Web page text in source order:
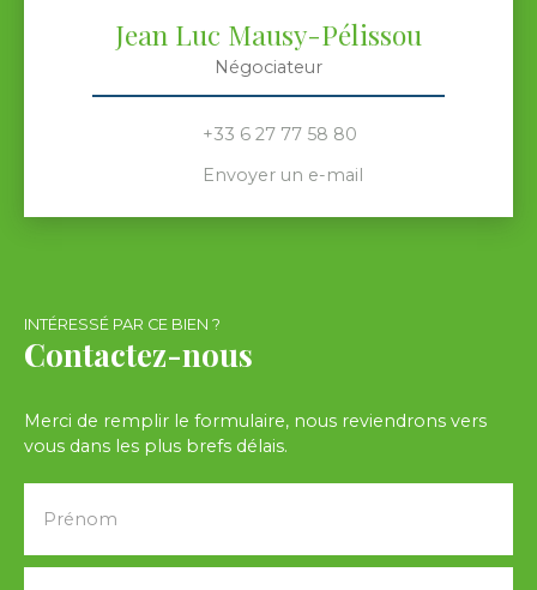
Jean Luc Mausy-Pélissou
Négociateur
+33 6 27 77 58 80
Envoyer un e-mail
INTÉRESSÉ PAR CE BIEN ?
Contactez-nous
Merci de remplir le formulaire, nous reviendrons vers
vous dans les plus brefs délais.
Prénom